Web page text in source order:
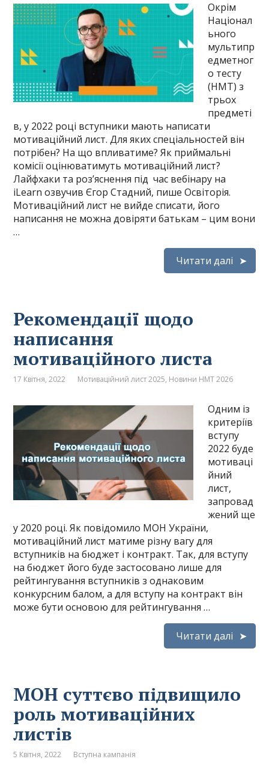
Окрім
Націонал
ьного
мультипр
едметног
о тесту
(НМТ) з
трьох
предметі
в, у 2022 році вступники мають написати
мотиваційний лист. Для яких спеціальностей він
потрібен? На що впливатиме? Як приймальні
комісії оцінюватимуть мотиваційний лист?
Лайфхаки та роз’яснення під час вебінару на
iLearn озвучив Єгор Стадний, пише Освіторія.
Мотиваційний лист не вийде списати, його
написання не можна довіряти батькам – цим вони
…
Читати далі
Рекомендації щодо
написання
мотиваційного листа
17 Квітня, 2022 Мотиваційний лист 2025, Новини НМТ 2026
Одним із
критеріїв
вступу
2022 буде
мотиваці
йний
лист,
запровад
жений ще
у 2020 році. Як повідомило МОН України,
мотиваційний лист матиме різну вагу для
вступників на бюджет і контракт. Так, для вступу
на бюджет його буде застосовано лише для
рейтингування вступників з однаковим
конкурсним балом, а для вступу на контракт він
може бути основою для рейтингування …
Читати далі
МОН суттєво підвищило
роль мотиваційних
листів
5 Квітня, 2022 Вступна кампанія